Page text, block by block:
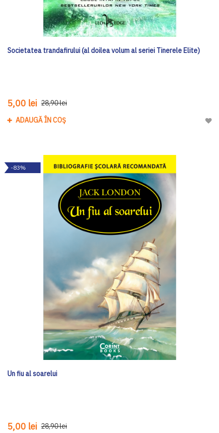
Societatea trandafirului (al doilea volum al seriei Tinerele Elite)
5,00 lei 28,90 lei
ADAUGĂ ÎN COȘ
-83%
Un fiu al soarelui
5,00 lei 28,90 lei